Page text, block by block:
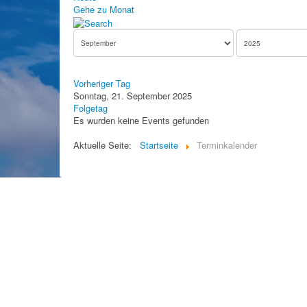
Gehe zu Monat
Vorheriger Tag
Sonntag, 21. September 2025
Folgetag
Es wurden keine Events gefunden
Aktuelle Seite:
Startseite Terminkalender